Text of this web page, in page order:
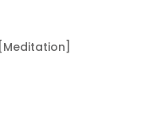
[Meditation]